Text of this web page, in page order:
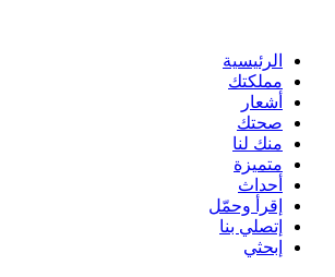
الرئيسية
مملكتك
أشعار
صحتك
منك لنا
متميزة
أحداث
إقرأ وحمّل
إتصلي بنا
إبحثي